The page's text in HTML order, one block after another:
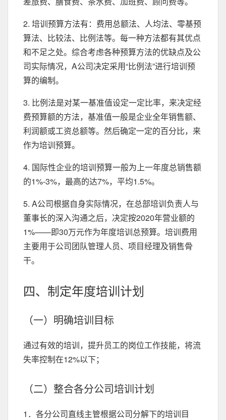
2. 培训预算方法有：费用总额法、人均法、零基预
算法、比较法、比例法等。每一种方法都有其优点
和不足之处。综合考虑各种预算方法的优缺点及公
司实际情况，A公司决定采用“比例法”进行培训预
算的编制。
3. 比例法是对某一基准值设定一定比率，来决定经
费预算额的方法，基准值一般是企业全年销售额、
利润额或工资总额等。然后确定一定的百分比，来
作为培训预算。
4. 国际性企业的培训预算一般为上一年度总销售额
的1%-3%，最高的达7%，平均1.5%。
5. A公司根据自身实际情况，在总部培训负责人与
董事长的深入沟通之后，决定按2020年营业额的
1%——即30万元作为年度培训总预算。培训费用
主要用于公司团队管理人员、项目经理及销售骨
干。
四、制定年度培训计划
（一）明确培训目标
通过有效的培训，提升员工的岗位工作技能，将流
失率控制在12%以下；
（二）整合各分公司培训计划
1．各分公司直线主管根据公司分解下的培训目